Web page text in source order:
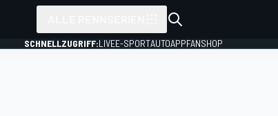
SCHNELLZUGRIFF:LIVEE-SPORTAUTOAPPFANSHOP